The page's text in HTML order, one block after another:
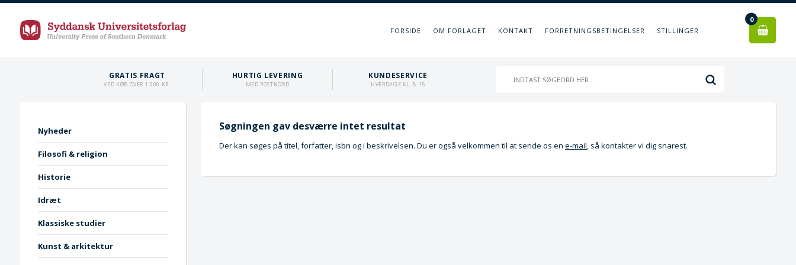
FORSIDE OM FORLAGET KONTAKT FORRETNINGSBETINGELSER STILLINGER
0
GRATIS FRAGT
VED KØB OVER 1.000 KR.
HURTIG LEVERING
MED POSTNORD
KUNDESERVICE
HVERDAGE KL. 8-15
Nyheder
Filosofi & religion
Historie
Idræt
Klassiske studier
Kunst & arkitektur
Søgningen gav desværre intet resultat
Der kan søges på titel, forfatter, isbn og i beskrivelsen. Du er også velkommen til at sende os ene-mail, så kontakter vi dig snarest.